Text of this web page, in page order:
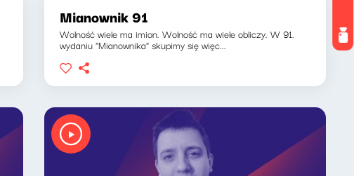
Mianownik 91
Wolność wiele ma imion. Wolność ma wiele obliczy. W 91.
wydaniu "Mianownika" skupimy się więc...